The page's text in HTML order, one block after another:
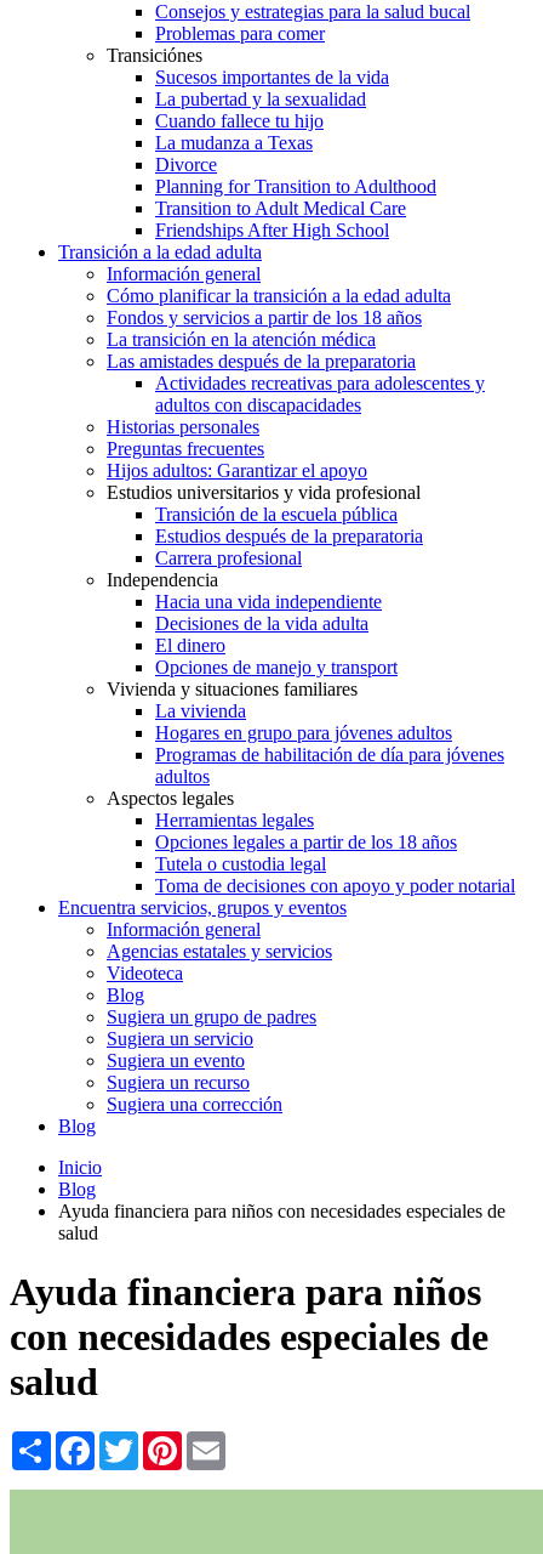
Consejos y estrategias para la salud bucal
Problemas para comer
Transiciónes
Sucesos importantes de la vida
La pubertad y la sexualidad
Cuando fallece tu hijo
La mudanza a Texas
Divorce
Planning for Transition to Adulthood
Transition to Adult Medical Care
Friendships After High School
Transición a la edad adulta
Información general
Cómo planificar la transición a la edad adulta
Fondos y servicios a partir de los 18 años
La transición en la atención médica
Las amistades después de la preparatoria
Actividades recreativas para adolescentes y
adultos con discapacidades
Historias personales
Preguntas frecuentes
Hijos adultos: Garantizar el apoyo
Estudios universitarios y vida profesional
Transición de la escuela pública
Estudios después de la preparatoria
Carrera profesional
Independencia
Hacia una vida independiente
Decisiones de la vida adulta
El dinero
Opciones de manejo y transport
Vivienda y situaciones familiares
La vivienda
Hogares en grupo para jóvenes adultos
Programas de habilitación de día para jóvenes
adultos
Aspectos legales
Herramientas legales
Opciones legales a partir de los 18 años
Tutela o custodia legal
Toma de decisiones con apoyo y poder notarial
Encuentra servicios, grupos y eventos
Información general
Agencias estatales y servicios
Videoteca
Blog
Sugiera un grupo de padres
Sugiera un servicio
Sugiera un evento
Sugiera un recurso
Sugiera una corrección
Blog
Inicio
Blog
Ayuda financiera para niños con necesidades especiales de
salud
Ayuda financiera para niños
con necesidades especiales de
salud
Share Facebook
TwitterPinterest